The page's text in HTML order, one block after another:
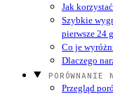
Jak
Szybkie
pierwsze 24
Co je
Dlaczego
PORÓWNANIE
Przegląd